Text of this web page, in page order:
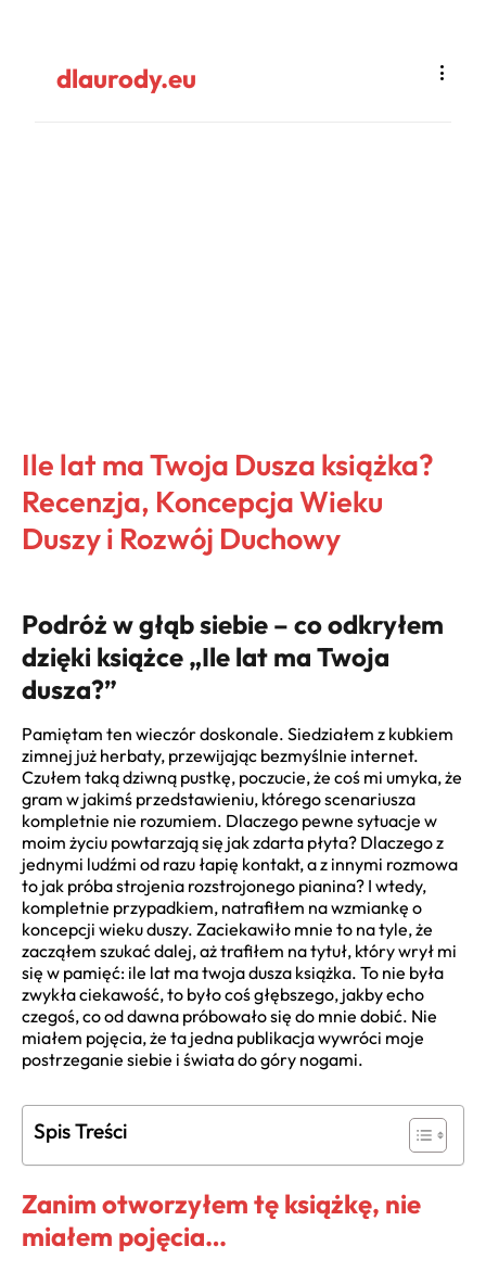
dlaurody.eu
Ile lat ma Twoja Dusza książka?
Recenzja, Koncepcja Wieku
Duszy i Rozwój Duchowy
Podróż w głąb siebie – co odkryłem
dzięki książce „Ile lat ma Twoja
dusza?”
Pamiętam ten wieczór doskonale. Siedziałem z kubkiem
zimnej już herbaty, przewijając bezmyślnie internet.
Czułem taką dziwną pustkę, poczucie, że coś mi umyka, że
gram w jakimś przedstawieniu, którego scenariusza
kompletnie nie rozumiem. Dlaczego pewne sytuacje w
moim życiu powtarzają się jak zdarta płyta? Dlaczego z
jednymi ludźmi od razu łapię kontakt, a z innymi rozmowa
to jak próba strojenia rozstrojonego pianina? I wtedy,
kompletnie przypadkiem, natrafiłem na wzmiankę o
koncepcji wieku duszy. Zaciekawiło mnie to na tyle, że
zacząłem szukać dalej, aż trafiłem na tytuł, który wrył mi
się w pamięć: ile lat ma twoja dusza książka. To nie była
zwykła ciekawość, to było coś głębszego, jakby echo
czegoś, co od dawna próbowało się do mnie dobić. Nie
miałem pojęcia, że ta jedna publikacja wywróci moje
postrzeganie siebie i świata do góry nogami.
Spis Treści
Zanim otworzyłem tę książkę, nie
miałem pojęcia…